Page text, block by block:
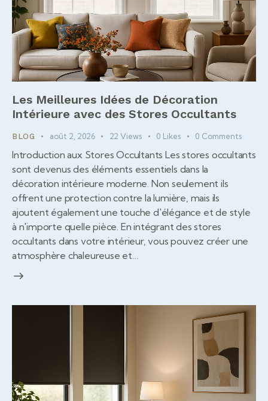
Les Meilleures Idées de Décoration
Intérieure avec des Stores Occultants
BLOG août 2, 2026 22 Views 0 Likes 0 Comments
Introduction aux Stores Occultants Les stores occultants
sont devenus des éléments essentiels dans la
décoration intérieure moderne. Non seulement ils
offrent une protection contre la lumière, mais ils
ajoutent également une touche d'élégance et de style
à n'importe quelle pièce. En intégrant des stores
occultants dans votre intérieur, vous pouvez créer une
atmosphère chaleureuse et…